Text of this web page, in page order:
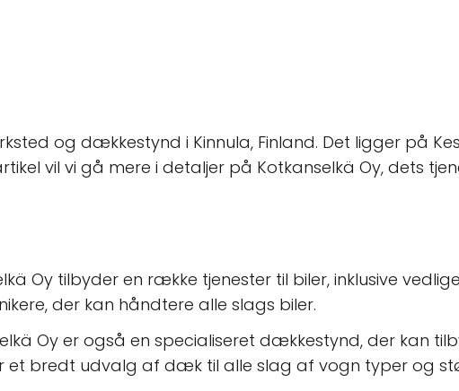
og dækkestynd i Kinnula, Finland. Det ligger på
vil vi gå mere i detaljer på Kotkanselkä Oy, dets
Oy tilbyder en række tjenester til biler, inklusive
der kan håndtere alle slags biler.
Oy er også en specialiseret dækkestynd, der kan
et bredt udvalg af dæk til alle slag af vogn typer og